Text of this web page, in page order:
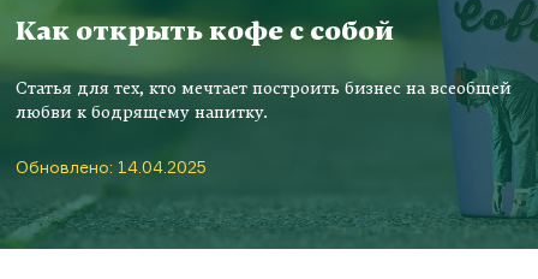
Как открыть кофе с собой
Статья для тех, кто мечтает построить бизнес на всеобщей
любви к бодрящему напитку.
Обновлено: 14.04.2025